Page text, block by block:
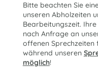
Bitte beachten Sie
unseren Abholzeiten
Bearbeitungszeit.
nach Anfrage an
offenen Sprechzeiten
während unseren
möglich!